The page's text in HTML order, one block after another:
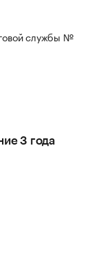
службы №
3 года